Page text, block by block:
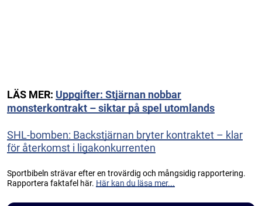
LÄS MER: Uppgifter: Stjärnan nobbar
monsterkontrakt – siktar på spel utomlands
SHL-bomben: Backstjärnan bryter kontraktet – klar
för återkomst i ligakonkurrenten
Sportbibeln strävar efter en trovärdig och mångsidig rapportering.
Rapportera faktafel här. Här kan du läsa mer...